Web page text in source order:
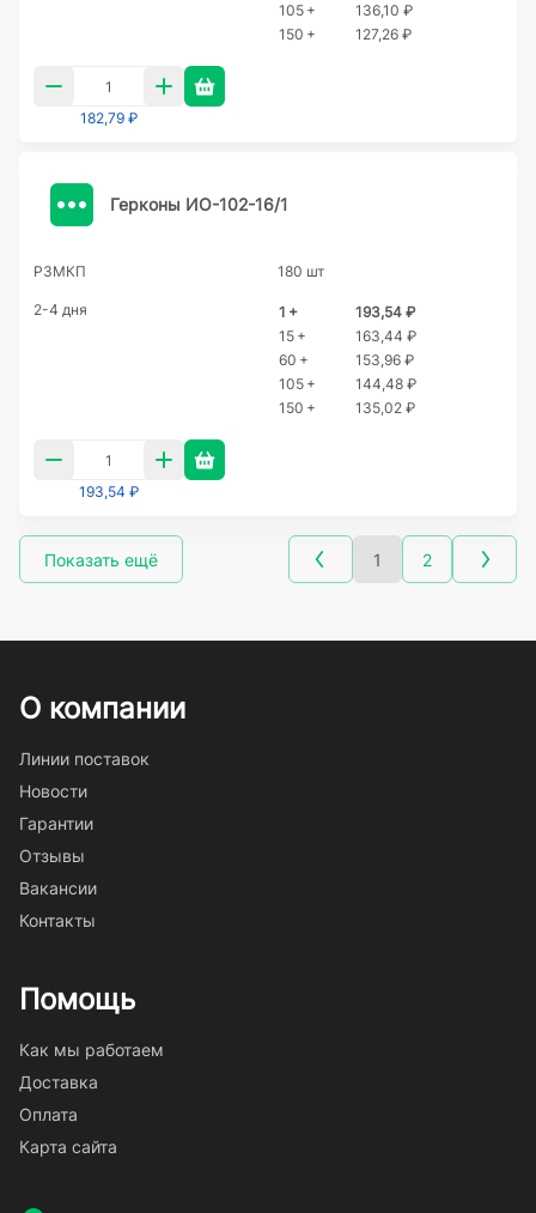
105 +
136,10 ₽
150 +
127,26 ₽
182,79 ₽
Герконы ИО-102-16/1
РЗМКП 180 шт
2-4 дня 1 +
193,54 ₽
15 +
163,44 ₽
60 +
153,96 ₽
105 +
144,48 ₽
150 +
135,02 ₽
193,54 ₽
Показать ещё 1 2
О компании
Линии поставок
Новости
Гарантии
Отзывы
Вакансии
Контакты
Помощь
Как мы работаем
Доставка
Оплата
Карта сайта